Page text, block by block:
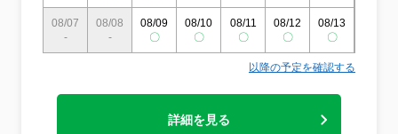
たします。「ツキを呼ぶ掃除」でおうちを
ホテルのような快適空間に！感謝を込めた
丁寧な作業で、あなたの暮らしをもっと心
08/07
-
08/08
-
08/09
〇
08/10
〇
08/11
〇
08/12
〇
08/13
〇
以降の予定を確認する
詳細を見る